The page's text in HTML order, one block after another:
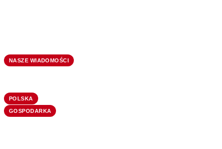
NASZE WIADOMOŚCI
POLSKA
GOSPODARKA